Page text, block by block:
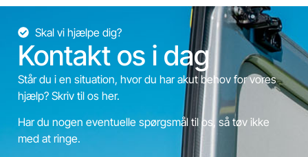
Skal vi hjælpe dig?
Kontakt os i dag
Står du i en situation, hvor du har akut behov for vores
hjælp? Skriv til os her.
Har du nogen eventuelle spørgsmål til os, så tøv ikke
med at ringe.